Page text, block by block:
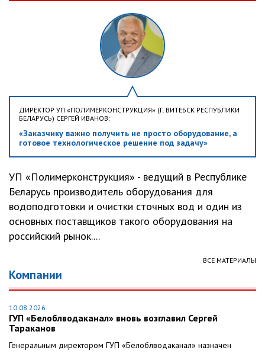
ДИРЕКТОР УП «ПОЛИМЕРКОНСТРУКЦИЯ» (Г. ВИТЕБСК РЕСПУБЛИКИ
БЕЛАРУСЬ) СЕРГЕЙ ИВАНОВ:
«Заказчику важно получить не просто оборудование, а
готовое технологическое решение под задачу»
УП «Полимерконструкция» - ведущий в Республике
Беларусь производитель оборудования для
водоподготовки и очистки сточных вод и один из
основных поставщиков такого оборудования на
российский рынок....
ВСЕ МАТЕРИАЛЫ
Компании
10.08.2026
ГУП «Белоблводаканал» вновь возглавил Сергей
Тараканов
Генеральным директором ГУП «Белоблводаканал» назначен